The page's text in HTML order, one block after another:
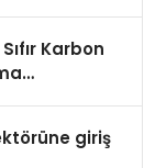
Karbon
giriş